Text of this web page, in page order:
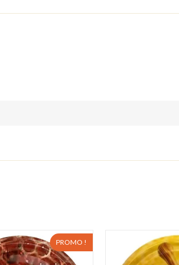
PROMO !